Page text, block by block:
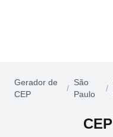
Gerador de
CEP
/
São
Paulo
/
CEP